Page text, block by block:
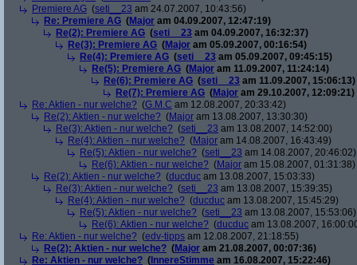
Premiere AG (seti__23 am 24.07.2007, 10:43:56)
Re: Premiere AG (Major am 04.09.2007, 12:47:19)
Re(2): Premiere AG (seti__23 am 04.09.2007, 16:32:37)
Re(3): Premiere AG (Major am 05.09.2007, 00:16:54)
Re(4): Premiere AG (seti__23 am 05.09.2007, 09:45:15)
Re(5): Premiere AG (Major am 11.09.2007, 11:24:14)
Re(6): Premiere AG (seti__23 am 11.09.2007, 15:06:13)
Re(7): Premiere AG (Major am 29.10.2007, 12:09:21)
Re: Aktien - nur welche? (G.M.C am 12.08.2007, 20:33:42)
Re(2): Aktien - nur welche? (Major am 13.08.2007, 13:30:30)
Re(3): Aktien - nur welche? (seti__23 am 13.08.2007, 14:52:00)
Re(4): Aktien - nur welche? (Major am 14.08.2007, 16:43:49)
Re(5): Aktien - nur welche? (seti__23 am 14.08.2007, 20:46:02)
Re(6): Aktien - nur welche? (Major am 15.08.2007, 01:31:38)
Re(2): Aktien - nur welche? (ducduc am 13.08.2007, 15:03:33)
Re(3): Aktien - nur welche? (seti__23 am 13.08.2007, 15:39:35)
Re(4): Aktien - nur welche? (ducduc am 13.08.2007, 15:45:29)
Re(5): Aktien - nur welche? (seti__23 am 13.08.2007, 15:53:06)
Re(6): Aktien - nur welche? (ducduc am 13.08.2007,
Re: Aktien - nur welche? (edv-tipps am 12.08.2007, 21:18:55)
Re(2): Aktien - nur welche? (Major am 21.08.2007, 00:07:36)
Re: Aktien - nur welche? ( InnereStimme am 16.08.2007, 15:22:46)